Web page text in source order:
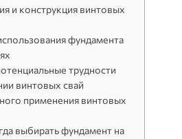
и конструкция винтовых
фундамента
трудности
винтовых свай
применения винтовых
выбирать фундамент на